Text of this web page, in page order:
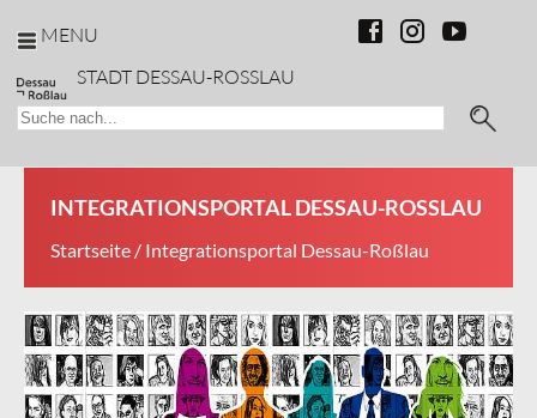
MENU
STADT DESSAU-ROSSLAU
INTEGRATIONSPORTAL DESSAU-ROSSLAU
Startseite / Integrationsportal Dessau-Roßlau